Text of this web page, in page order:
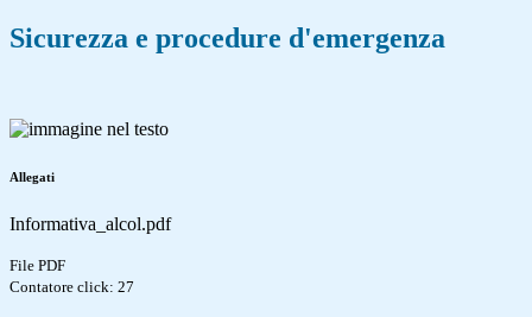
Sicurezza e procedure d'emergenza
Allegati
Informativa_alcol.pdf
File PDF
Contatore click: 27